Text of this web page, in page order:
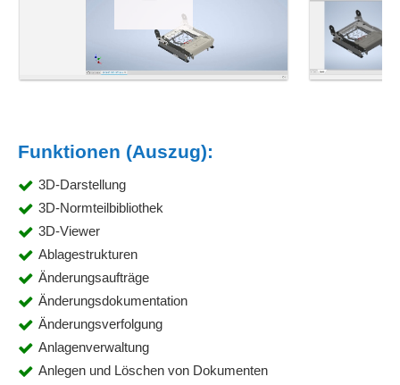
Funktionen (Auszug):
3D-Darstellung
3D-Normteilbibliothek
3D-Viewer
Ablagestrukturen
Änderungsaufträge
Änderungsdokumentation
Änderungsverfolgung
Anlagenverwaltung
Anlegen und Löschen von Dokumenten